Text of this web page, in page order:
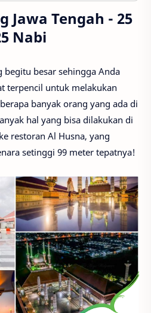
Jawa Tengah - 25
Nabi
begitu besar sehingga Anda
terpencil untuk melakukan
banyak orang yang ada di
hal yang bisa dilakukan di
restoran Al Husna, yang
setinggi 99 meter tepatnya!